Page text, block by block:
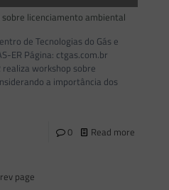
sobre licenciamento ambiental
de Tecnologias do Gás e
ER Página: ctgas.com.br
realiza workshop sobre
a importância dos
0 Read more
page